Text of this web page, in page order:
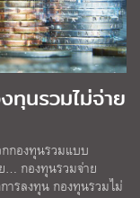
นรวมไม่จ่าย
กองทุนรวมแบบ
… กองทุนรวมจ่าย
ารลงทุน กองทุนรวมไม่